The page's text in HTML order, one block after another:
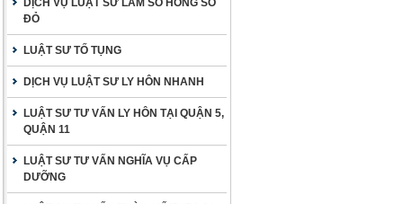
DỊCH VỤ LUẬT SƯ LÀM SỔ HỒNG SỔ
ĐỎ
LUẬT SƯ TỐ TỤNG
DỊCH VỤ LUẬT SƯ LY HÔN NHANH
LUẬT SƯ TƯ VẤN LY HÔN TẠI QUẬN 5,
QUẬN 11
LUẬT SƯ TƯ VẤN NGHĨA VỤ CẤP
DƯỠNG